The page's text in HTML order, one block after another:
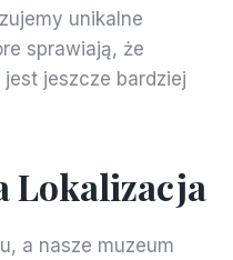
unikalne
sprawiają, że
jeszcze bardziej
Lokalizacja
a nasze muzeum